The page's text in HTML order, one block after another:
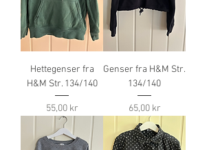
Hettegenser fra
H&M Str. 134/140
Pris
55,00 kr
Genser fra H&M Str.
134/140
Pris
65,00 kr